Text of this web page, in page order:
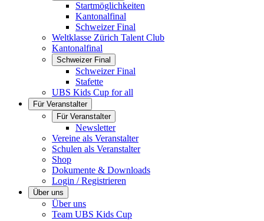
Startmöglichkeiten
Kantonalfinal
Schweizer Final
Weltklasse Zürich Talent Club
Kantonalfinal
Schweizer Final
Schweizer Final
Stafette
UBS Kids Cup for all
Für Veranstalter
Für Veranstalter
Newsletter
Vereine als Veranstalter
Schulen als Veranstalter
Shop
Dokumente & Downloads
Login / Registrieren
Über uns
Über uns
Team UBS Kids Cup